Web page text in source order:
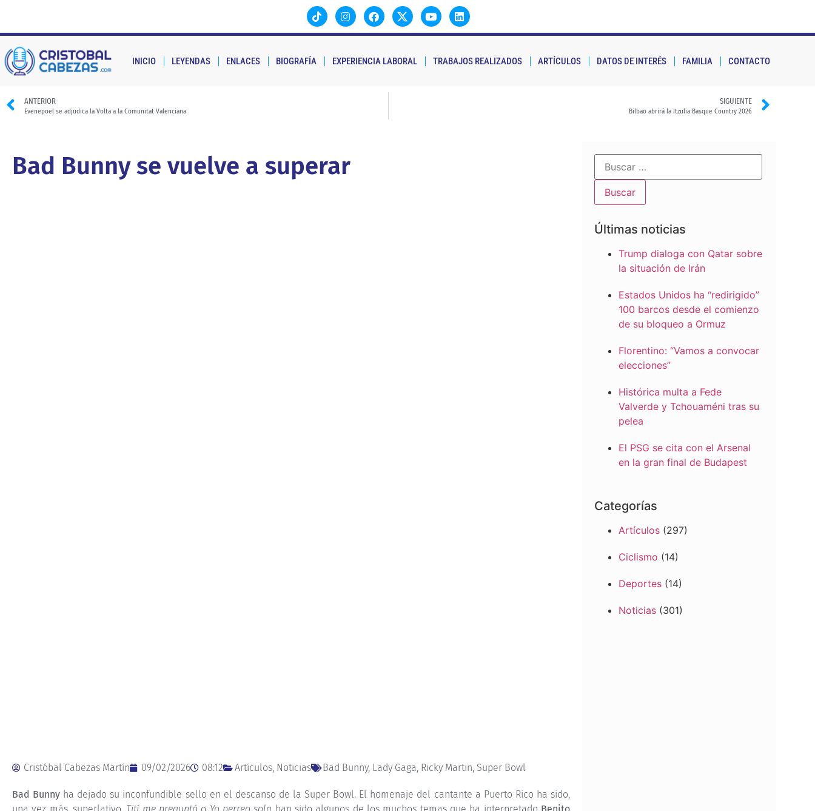
INICIO LEYENDAS ENLACES BIOGRAFÍA EXPERIENCIA LABORAL TRABAJOS REALIZADOS ARTÍCULOS DATOS DE INTERÉS FAMILIA CONTACTO
ANTERIOR
Evenepoel se adjudica la Volta a la Comunitat Valenciana
SIGUIENTE
Bilbao abrirá la Itzulia Basque Country 2026
Bad Bunny se vuelve a superar
Cristóbal Cabezas Martín 09/02/2026 08:12 Artículos, Noticias Bad Bunny, Lady Gaga, Ricky Martin, Super Bowl
Bad Bunny ha dejado su inconfundible sello en el descanso de la Super Bowl. El homenaje del cantante a Puerto Rico ha sido,
Últimas noticias
Trump dialoga con Qatar sobre
la situación de Irán
Estados Unidos ha “redirigido”
100 barcos desde el comienzo
de su bloqueo a Ormuz
Florentino: “Vamos a convocar
elecciones”
Histórica multa a Fede
Valverde y Tchouaméni tras su
pelea
El PSG se cita con el Arsenal
en la gran final de Budapest
Categorías
Artículos (297)
Ciclismo (14)
Deportes (14)
Noticias (301)